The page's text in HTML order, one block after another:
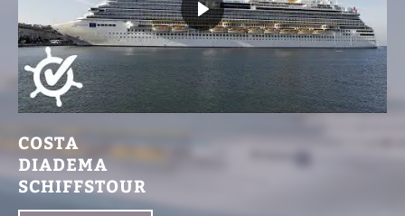
COSTA
DIADEMA
SCHIFFSTOUR